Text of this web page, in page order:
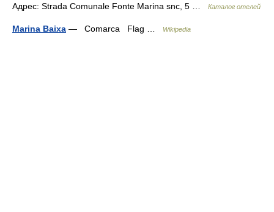
Адрес: Strada Comunale Fonte Marina snc, 5 …
Каталог отелей
Marina Baixa — Comarca Flag … Wikipedia